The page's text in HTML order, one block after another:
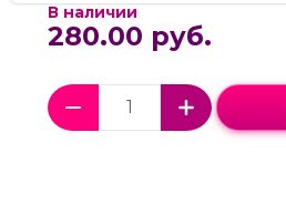
В наличии
280.00 руб.